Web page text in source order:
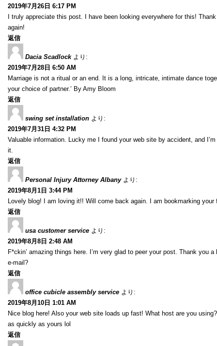
2019年7月26日 6:17 PM
I truly appreciate this post. I have been looking everywhere for this!
again!
返信
Dacia Scadlock より:
2019年7月28日 6:50 AM
Marriage is not a ritual or an end. It is a long, intricate, intimate dance
your choice of partner.’ By Amy Bloom
返信
swing set installation より:
2019年7月31日 4:32 PM
Valuable information. Lucky me I found your web site by accident, and
it.
返信
Personal Injury Attorney Albany より:
2019年8月1日 3:44 PM
Lovely blog! I am loving it!! Will come back again. I am bookmarking your
返信
usa customer service より:
2019年8月8日 2:48 AM
F*ckin’ amazing things here. I’m very glad to peer your post. Thank you
e-mail?
返信
office cubicle assembly service より:
2019年8月10日 1:01 AM
Nice blog here! Also your web site loads up fast! What host are you
as quickly as yours lol
返信